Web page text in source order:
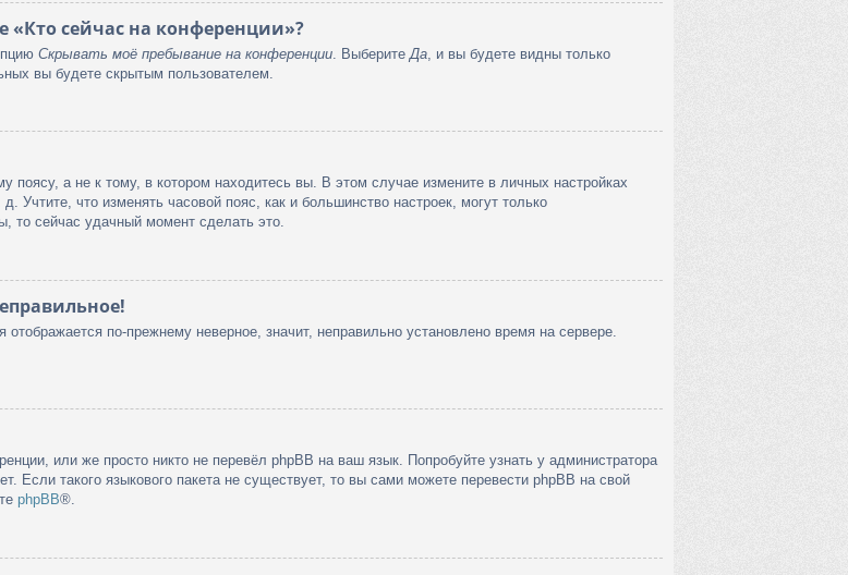
«Кто сейчас на конференции»?
Скрывать моё пребывание на конференции . Выберите Да , и вы будете видны только
вы будете скрытым пользователем.
поясу, а не к тому, в котором находитесь вы. В этом случае измените в личных настройках
Учтите, что изменять часовой пояс, как и большинство настроек, могут только
то сейчас удачный момент сделать это.
по-прежнему неверное, значит, неправильно установлено время на сервере.
или же просто никто не перевёл phpBB на ваш язык. Попробуйте узнать у администратора
Если такого языкового пакета не существует, то вы сами можете перевести phpBB на свой
phpBB®.